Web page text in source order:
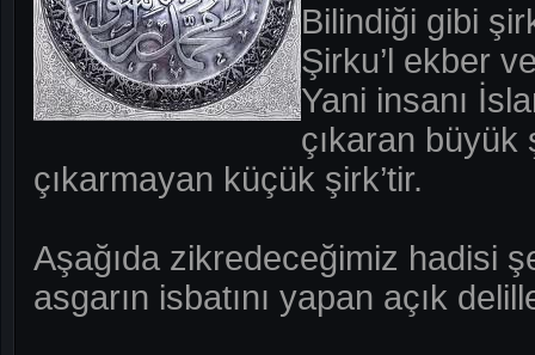
Bilindiği gibi
Şirku’l ekber
Yani insanı
çıkaran büyük
çıkarmayan küçük şirk’tir.
Aşağıda zikredeceğimiz hadisi
asgarın isbatını yapan açık